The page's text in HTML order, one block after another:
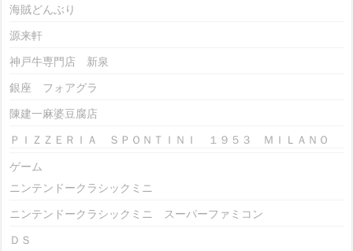
海賊どんぶり
源来軒
神戸牛専門店 新泉
銀座 フォアグラ
陳建一麻婆豆腐店
ＰＩＺＺＥＲＩＡ ＳＰＯＮＴＩＮＩ １９５３ ＭＩＬＡＮＯ
ゲーム
ニンテンドークラシックミニ
ニンテンドークラシックミニ スーパーファミコン
ＤＳ